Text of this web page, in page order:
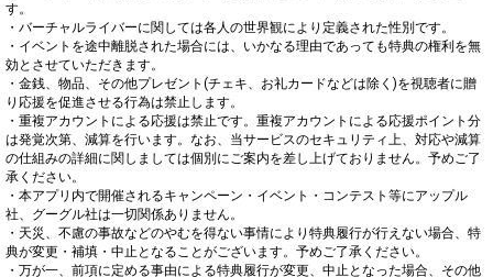
す。
・バーチャルライバーに関しては各人の世界観により定義された性別です。
・イベントを途中離脱された場合には、いかなる理由であっても特典の権利を無
効とさせていただきます。
・金銭、物品、その他プレゼント(チェキ、お礼カードなどは除く)を視聴者に贈
り応援を促進させる行為は禁止します。
・重複アカウントによる応援は禁止です。重複アカウントによる応援ポイント分
は発覚次第、減算を行います。なお、当サービスのセキュリティ上、対応や減算
の仕組みの詳細に関しましては個別にご案内を差し上げておりません。予めご了
承ください。
・本アプリ内で開催されるキャンペーン・イベント・コンテスト等にアップル
社、グーグル社は一切関係ありません。
・天災、不慮の事故などのやむを得ない事情により特典履行が行えない場合、特
典が変更・補填・中止となることがございます。予めご了承ください。
・万が一、前項に定める事由による特典履行が変更、中止となった場合、その他